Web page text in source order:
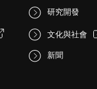
研究開發
文化與社會
新聞